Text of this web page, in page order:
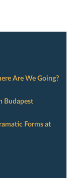
Are We Going?
Budapest
Forms at